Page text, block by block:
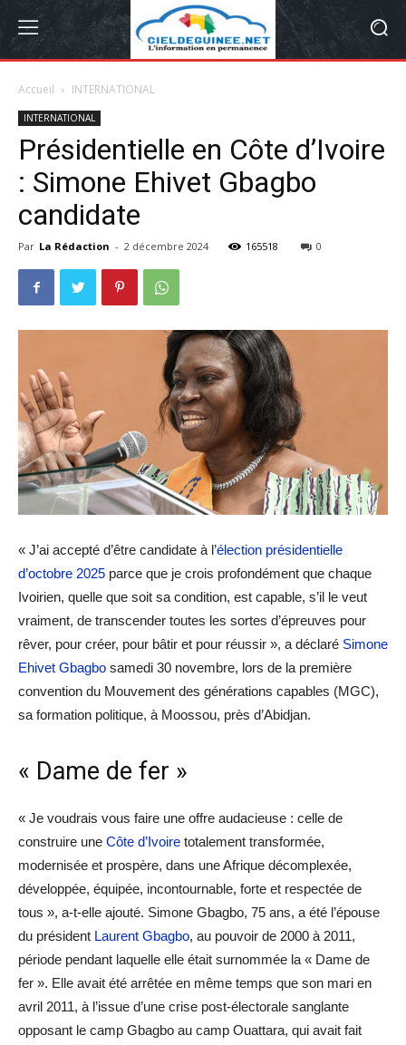
Accueil INTERNATIONAL
INTERNATIONAL
Présidentielle en Côte d’Ivoire
: Simone Ehivet Gbagbo
candidate
Par La Rédaction - 2 décembre 2024 165518 0
« J’ai accepté d’être candidate à l’élection présidentielle
d’octobre 2025 parce que je crois profondément que chaque
Ivoirien, quelle que soit sa condition, est capable, s’il le veut
vraiment, de transcender toutes les sortes d’épreuves pour
rêver, pour créer, pour bâtir et pour réussir », a déclaré Simone
Ehivet Gbagbo samedi 30 novembre, lors de la première
convention du Mouvement des générations capables (MGC),
sa formation politique, à Moossou, près d’Abidjan.
« Dame de fer »
« Je voudrais vous faire une offre audacieuse : celle de
construire une Côte d’Ivoire totalement transformée,
modernisée et prospère, dans une Afrique décomplexée,
développée, équipée, incontournable, forte et respectée de
tous », a-t-elle ajouté. Simone Gbagbo, 75 ans, a été l’épouse
du président Laurent Gbagbo, au pouvoir de 2000 à 2011,
période pendant laquelle elle était surnommée la « Dame de
fer ». Elle avait été arrêtée en même temps que son mari en
avril 2011, à l’issue d’une crise post-électorale sanglante
opposant le camp Gbagbo au camp Ouattara, qui avait fait